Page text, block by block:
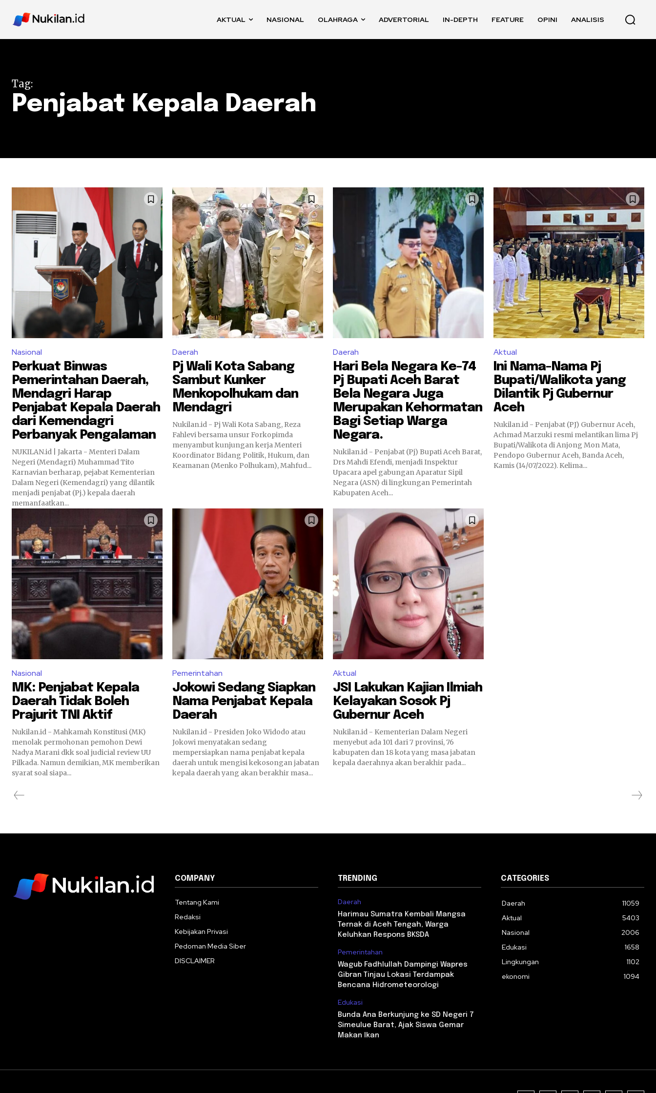
AKTUAL NASIONAL OLAHRAGA ADVERTORIAL IN-DEPTH FEATURE OPINI ANALISIS
Tag:
Penjabat Kepala Daerah
Nasional
Perkuat Binwas
Pemerintahan Daerah,
Mendagri Harap
Penjabat Kepala Daerah
dari Kemendagri
Perbanyak Pengalaman
NUKILAN.id | Jakarta - Menteri Dalam
Negeri (Mendagri) Muhammad Tito
Karnavian berharap, pejabat Kementerian
Dalam Negeri (Kemendagri) yang dilantik
menjadi penjabat (Pj.) kepala daerah
memanfaatkan...
Daerah
Pj Wali Kota Sabang
Sambut Kunker
Menkopolhukam dan
Mendagri
Nukilan.id - Pj Wali Kota Sabang, Reza
Fahlevi bersama unsur Forkopimda
menyambut kunjungan kerja Menteri
Koordinator Bidang Politik, Hukum, dan
Keamanan (Menko Polhukam), Mahfud...
Daerah
Hari Bela Negara Ke-74
Pj Bupati Aceh Barat
Bela Negara Juga
Merupakan Kehormatan
Bagi Setiap Warga
Negara.
Nukilan.id - Penjabat (Pj) Bupati Aceh Barat,
Drs Mahdi Efendi, menjadi Inspektur
Upacara apel gabungan Aparatur Sipil
Negara (ASN) di lingkungan Pemerintah
Kabupaten Aceh...
Aktual
Ini Nama-Nama Pj
Bupati/Walikota yang
Dilantik Pj Gubernur
Aceh
Nukilan.id - Penjabat (PJ) Gubernur Aceh,
Achmad Marzuki resmi melantikan lima Pj
Bupati/Walikota di Anjong Mon Mata,
Pendopo Gubernur Aceh, Banda Aceh,
Kamis (14/07/2022). Kelima...
Nasional
MK: Penjabat Kepala
Daerah Tidak Boleh
Prajurit TNI Aktif
Nukilan.id - Mahkamah Konstitusi (MK)
menolak permohonan pemohon Dewi
Nadya Marani dkk soal judicial review UU
Pilkada. Namun demikian, MK memberikan
syarat soal siapa...
Pemerintahan
Jokowi Sedang Siapkan
Nama Penjabat Kepala
Daerah
Nukilan.id - Presiden Joko Widodo atau
Jokowi menyatakan sedang
mempersiapkan nama penjabat kepala
daerah untuk mengisi kekosongan jabatan
kepala daerah yang akan berakhir masa...
Aktual
JSI Lakukan Kajian Ilmiah
Kelayakan Sosok Pj
Gubernur Aceh
Nukilan.id - Kementerian Dalam Negeri
menyebut ada 101 dari 7 provinsi, 76
kabupaten dan 18 kota yang masa jabatan
kepala daerahnya akan berakhir pada...
COMPANY
Tentang Kami
Redaksi
Kebijakan Privasi
Pedoman Media Siber
DISCLAIMER
TRENDING
Daerah
Harimau Sumatra Kembali Mangsa
Ternak di Aceh Tengah, Warga
Keluhkan Respons BKSDA
Pemerintahan
Wagub Fadhlullah Dampingi Wapres
Gibran Tinjau Lokasi Terdampak
Bencana Hidrometeorologi
Edukasi
Bunda Ana Berkunjung ke SD Negeri 7
Simeulue Barat, Ajak Siswa Gemar
Makan Ikan
CATEGORIES
Daerah
11059
Aktual
5403
Nasional
2006
Edukasi
1658
Lingkungan
1102
ekonomi
1094